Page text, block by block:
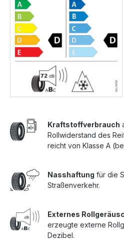
Kraftstoffverbrauch
Rollwiderstand des
reicht von Klasse A
Nasshaftung für die
Straßenverkehr.
Externes
erzeugte externe
Dezibel.